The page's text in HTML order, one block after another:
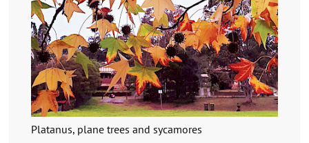
Platanus, plane trees and sycamores